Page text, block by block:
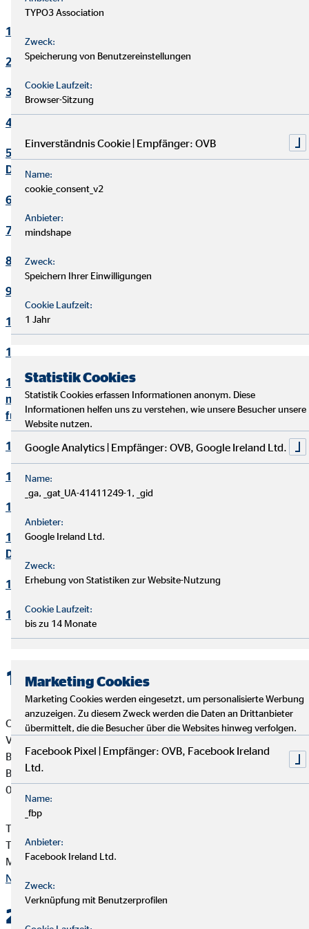
1. Verantwortlicher
2. Kontakt Datenschutzbeauftragter
3. Maßgebliche Rechtsgrundlagen
4. Sicherheitsmaßnahmen
5. Übermittlung und Offenbarung von personenbezogenen
Daten
6. Datenverarbeitung in Drittländern
7. Einsatz von Cookies
8. Kontaktaufnahme
9. Bereitstellung des Onlineangebotes und Webhosting
10. Bewerbungsverfahren
11. Online-Marketing
12. Informationen zum Datenschutz und rechtlich
notwendige Informationen beim Einsatz des Service "Zoom"
für Videokonferenzen
13. Löschung von Daten
14. Präsenzen in sozialen Netzwerken
15. Plugins und eingebettete Funktionen sowie Inhalte
16. Änderung und Aktualisierung der
Datenschutzerklärung
17. Rechte der betroffenen Personen
18. Begriffsdefinitionen
1. Verantwortlicher
OVB Vermögensberatung AG
Volkmar Hannemann
Bezirksdirektor für die OVB
Berliner Straße 14
07545 Gera
Telefon: +49 365 8336850
Telefax: +49 365 77349661
Mail:hannemann@ovb.de
Nach oben
2. Kontakt
TYPO3 Association
Zweck:
Speicherung von Benutzereinstellungen
Cookie Laufzeit:
Browser-Sitzung
Einverständnis Cookie | Empfänger: OVB
Name:
cookie_consent_v2
Anbieter:
mindshape
Zweck:
Speichern Ihrer Einwilligungen
Cookie Laufzeit:
1 Jahr
Statistik Cookies
Statistik Cookies erfassen Informationen anonym. Diese
Informationen helfen uns zu verstehen, wie unsere Besucher unsere
Website nutzen.
Google Analytics | Empfänger: OVB, Google Ireland Ltd.
Name:
_ga, _gat_UA-41411249-1, _gid
Anbieter:
Google Ireland Ltd.
Zweck:
Erhebung von Statistiken zur Website-Nutzung
Cookie Laufzeit:
bis zu 14 Monate
Marketing Cookies
Marketing Cookies werden eingesetzt, um personalisierte Werbung
anzuzeigen. Zu diesem Zweck werden die Daten an Drittanbieter
übermittelt, die die Besucher über die Websites hinweg verfolgen.
Facebook Pixel | Empfänger: OVB, Facebook Ireland
Ltd.
Name:
_fbp
Anbieter:
Facebook Ireland Ltd.
Zweck:
Verknüpfung mit Benutzerprofilen